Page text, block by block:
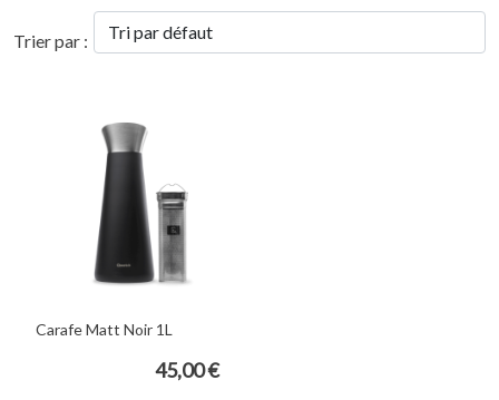
Trier par :
Carafe Matt Noir 1L
45,00 €